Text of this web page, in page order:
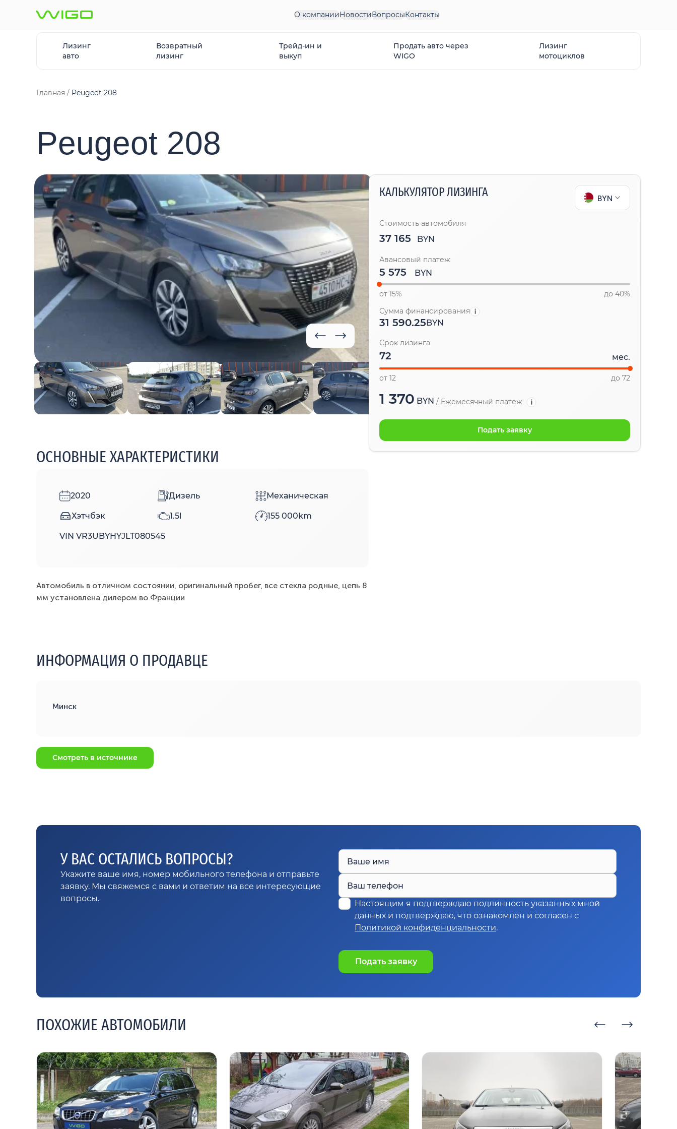
О компанииНовостиВопросыКонтакты
Лизинг
авто
Возвратный
лизинг
Трейд-ин и
выкуп
Продать авто через
WIGO
Лизинг
мотоциклов
Главная Peugeot 208
Peugeot 208
ОСНОВНЫЕ ХАРАКТЕРИСТИКИ
2020 Дизель Механическая
Хэтчбэк 1.5l 155 000km
VIN VR3UBYHYJLT080545
Автомобиль в отличном состоянии, оригинальный пробег, все стекла родные, цепь 8
мм установлена дилером во Франции
КАЛЬКУЛЯТОР ЛИЗИНГА BYN
Стоимость автомобиля
37 165 BYN
Авансовый платеж
BYN
от 15%
до 40%
Сумма финансирования
31 590.25BYN
Срок лизинга
мес.
от 12 до 72
1 370 BYN / Ежемесячный платеж
Подать заявку
ИНФОРМАЦИЯ О ПРОДАВЦЕ
Минск
Смотреть в источнике
У ВАС ОСТАЛИСЬ ВОПРОСЫ?
Укажите ваше имя, номер мобильного телефона и отправьте
заявку. Мы свяжемся с вами и ответим на все интересующие
вопросы.
Ваше имя
Ваш телефон
Настоящим я подтверждаю подлинность указанных мной
данных и подтверждаю, что ознакомлен и согласен с
Политикой конфиденциальности.
Подать заявку
ПОХОЖИЕ АВТОМОБИЛИ